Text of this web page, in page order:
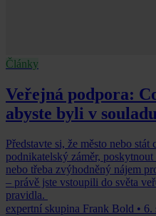
Články
Veřejná podpora:
abyste byli v
Představte si, že město nebo
podnikatelský záměr,
nebo třeba zvýhodněný nájem
– právě jste vstoupili do světa
pravidla.
expertní skupina Frank Bold • 6.